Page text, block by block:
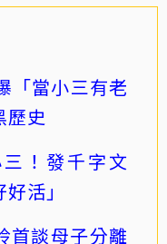
「當小三有老
歷史
！發千字文
活」
首談母子分離